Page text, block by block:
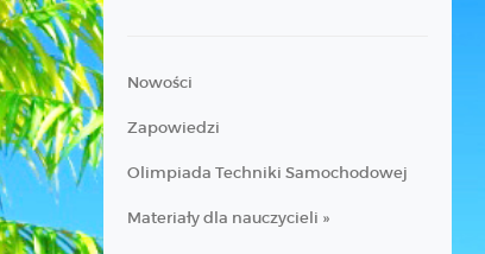
Nowości
Zapowiedzi
Olimpiada Techniki Samochodowej
Materiały dla nauczycieli »